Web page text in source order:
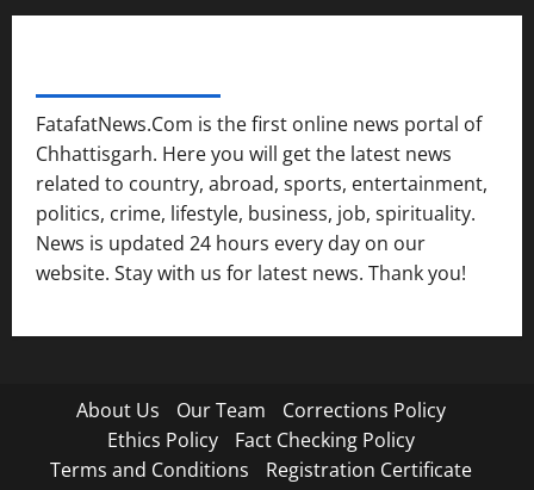
FatafatNews.Com is the first online news portal of
Chhattisgarh. Here you will get the latest news
related to country, abroad, sports, entertainment,
politics, crime, lifestyle, business, job, spirituality.
News is updated 24 hours every day on our
website. Stay with us for latest news. Thank you!
About Us Our Team
Corrections Policy
Ethics Policy
Fact Checking Policy
Terms and Conditions
Registration Certificate